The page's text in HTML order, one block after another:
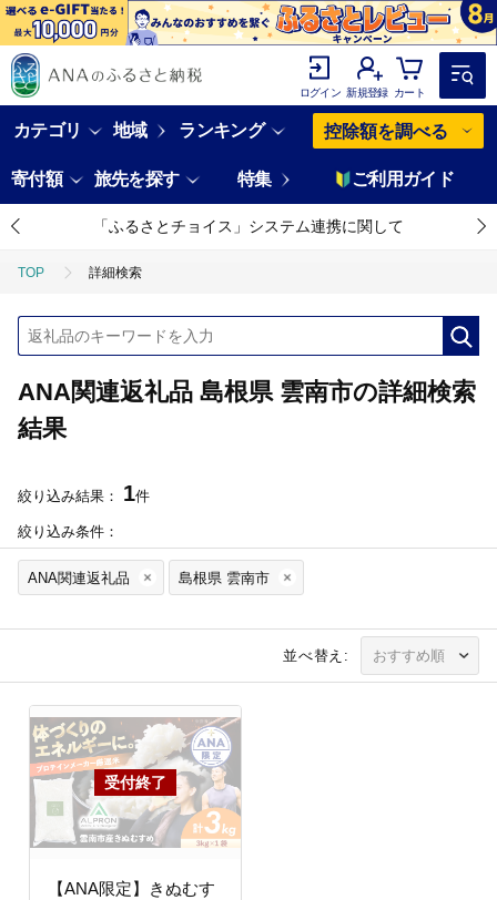
ログイン 新規登録 カート
カテゴリ 地域 ランキング 控除額を調べる
寄付額 旅先を探す 特集 ご利用ガイド
「ふるさとチョイス」システム連携に関して
TOP 詳細検索
ANA関連返礼品 島根県 雲南市の詳細検索
結果
絞り込み結果： 1件
絞り込み条件：
ANA関連返礼品 島根県 雲南市
並べ替え:
【ANA限定】きぬむす